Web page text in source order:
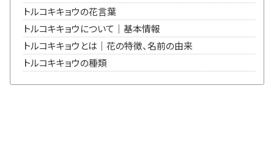
トルコキキョウの花言葉
トルコキキョウについて｜基本情報
トルコキキョウとは｜花の特徴、名前の由来
トルコキキョウの種類